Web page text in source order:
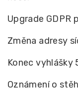
Upgrade GDPR
Změna adresy
Konec vyhlášky
Oznámení o